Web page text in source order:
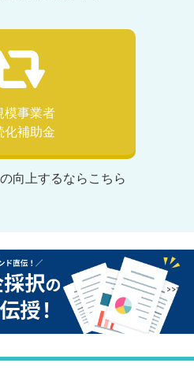
模事業者
化補助金
向上するならこちら